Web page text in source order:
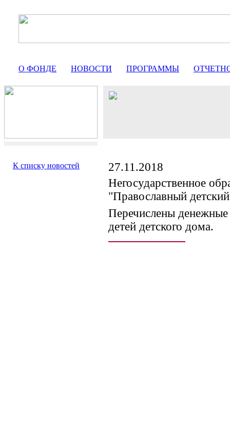
О ФОНДЕ НОВОСТИ ПРОГРАММЫ
К списку новостей
27.11.2018
Негосударственное
"Православный
Перечислены денежные
детей детского дома.